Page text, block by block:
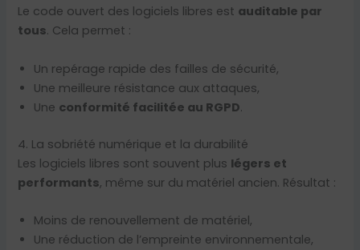
Le code ouvert des logiciels libres est auditable par
tous. Cela permet :
Un repérage rapide des failles de sécurité,
Une meilleure résistance aux attaques,
Une conformité facilitée au RGPD.
4. La sobriété numérique et la durabilité
Les logiciels libres sont souvent plus légers et
performants, même sur du matériel ancien. Résultat :
Moins de renouvellement de matériel,
Une réduction de l’empreinte environnementale,